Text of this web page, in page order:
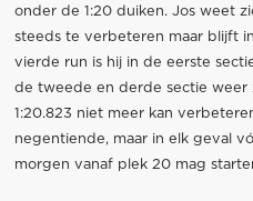
onder de 1:20 duiken. Jos weet
steeds te verbeteren maar blijft
vierde run is hij in de eerste
de tweede en derde sectie weer
1:20.823 niet meer kan
negentiende, maar in elk geval
morgen vanaf plek 20 mag